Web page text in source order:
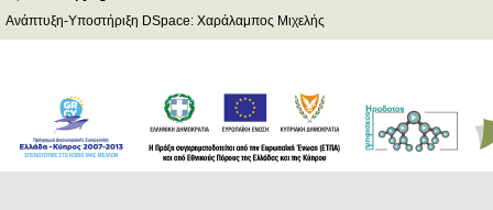
Ανάπτυξη-Υποστήριξη DSpace: Χαράλαμπος Μιχελής